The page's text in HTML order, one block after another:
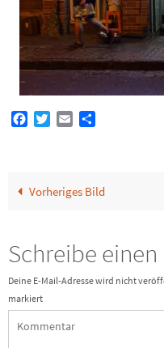
FacebookTwitterEmail
Vorheriges Bild
Schreibe
Deine E-Mail-Adresse wird nicht
markiert